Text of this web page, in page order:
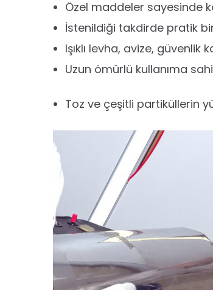
Özel maddeler sayesinde
İstenildiği takdirde pratik
Işıklı levha, avize,
Uzun ömürlü kullanıma
Toz ve çeşitli partiküllerin